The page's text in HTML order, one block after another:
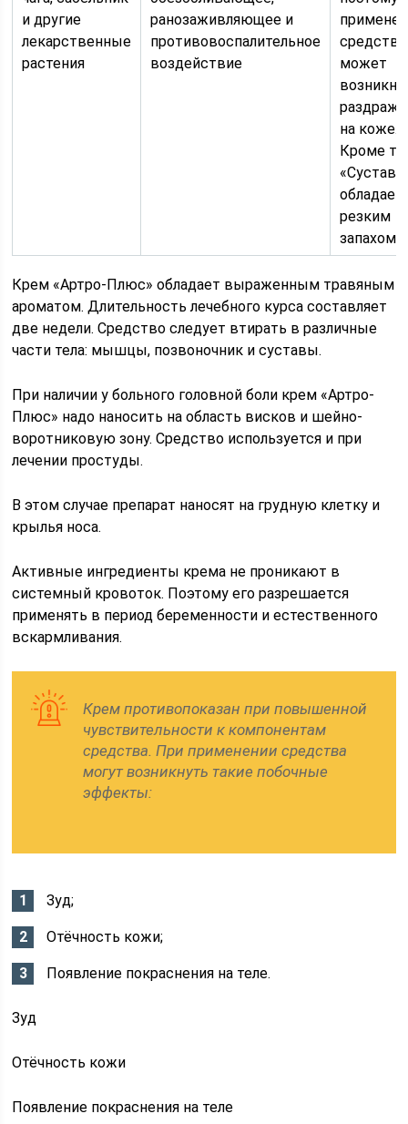
и другие
лекарственные
растения
ранозаживляющее и
противовоспалительное
воздействие
средства
может
на коже.
Кроме
обладает
резким
запахом
Крем «Артро-Плюс» обладает выраженным травяным
ароматом. Длительность лечебного курса составляет
две недели. Средство следует втирать в различные
части тела: мышцы, позвоночник и суставы.
При наличии у больного головной боли крем «Артро-
Плюс» надо наносить на область висков и шейно-
воротниковую зону. Средство используется и при
лечении простуды.
В этом случае препарат наносят на грудную клетку и
крылья носа.
Активные ингредиенты крема не проникают в
системный кровоток. Поэтому его разрешается
применять в период беременности и естественного
вскармливания.
Крем противопоказан при повышенной
чувствительности к компонентам
средства. При применении средства
могут возникнуть такие побочные
эффекты:
Зуд;
Отёчность кожи;
Появление покраснения на теле.
Зуд
Отёчность кожи
Появление покраснения на теле